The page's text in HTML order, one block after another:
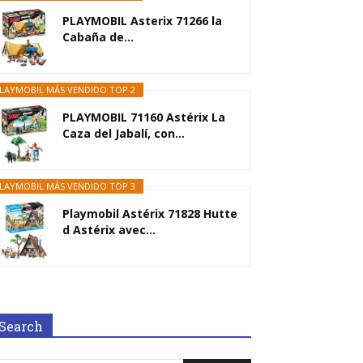
PLAYMOBIL Asterix 71266 la
Cabaña de...
MÁS VENDIDO TOP 2
PLAYMOBIL 71160 Astérix La
Caza del Jabalí, con...
MÁS VENDIDO TOP 3
Playmobil Astérix 71828 Hutte
d Astérix avec...